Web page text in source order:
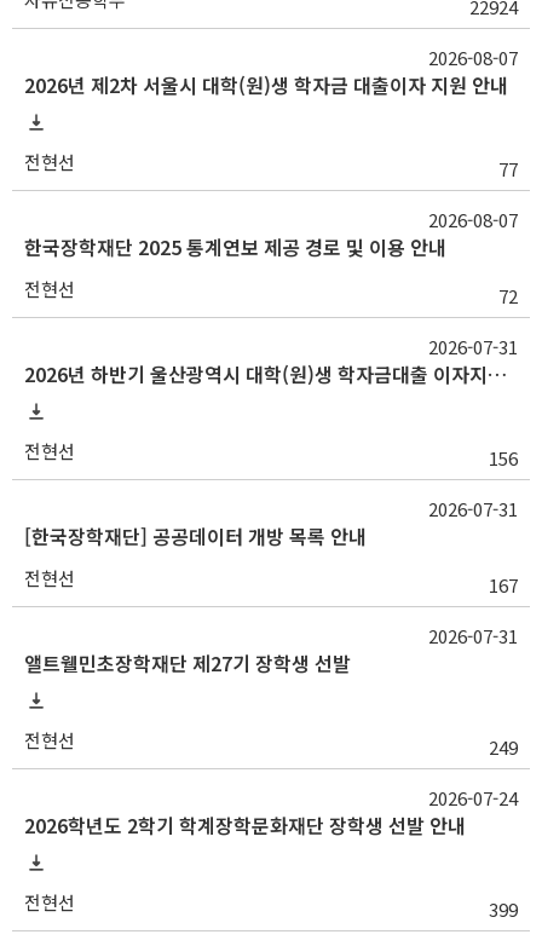
22924
2026년 제2차 서울시 대학(원)생 학자금 대출이자 지원 안내
전현선 77
2026-08-07
한국장학재단 2025 통계연보 제공 경로 및 이용 안내
전현선 72
2026-08-07
2026년 하반기 울산광역시 대학(원)생 학자금대출 이자지원사업 안내
전현선 156
2026-07-31
[한국장학재단] 공공데이터 개방 목록 안내
전현선 167
2026-07-31
앨트웰민초장학재단 제27기 장학생 선발
전현선 249
2026-07-31
2026학년도 2학기 학계장학문화재단 장학생 선발 안내
전현선 399
2026-07-24